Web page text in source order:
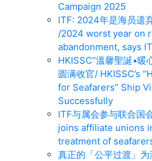
Campaign 2025
ITF: 2024年是海员遗
/2024 worst year on
abandonment, says
HKISSC“溫馨聖誕•暖
圆满收官/ HKISSC’s
for Seafarers” Ship
Successfully
ITF与属会参与联合国
joins affiliate unions
treatment of
真正的「公平过渡」